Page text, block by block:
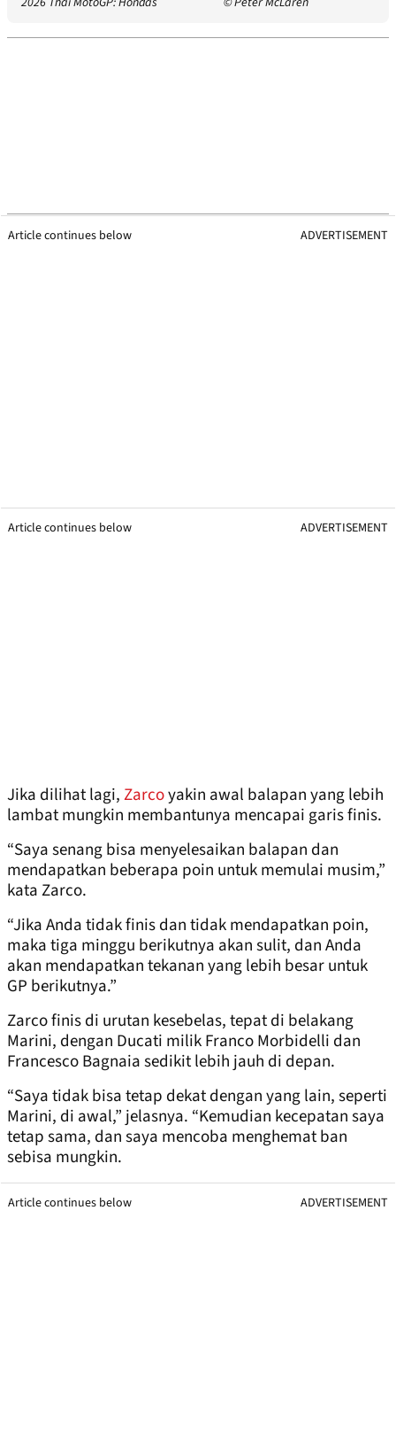
Article continues below ADVERTISEMENT
Article continues below ADVERTISEMENT
Jika dilihat lagi,Zarcoyakin awal balapan yang lebih
lambat mungkin membantunya mencapai garis finis.
“Saya senang bisa menyelesaikan balapan dan
mendapatkan beberapa poin untuk memulai musim,”
kata Zarco.
“Jika Anda tidak finis dan tidak mendapatkan poin,
maka tiga minggu berikutnya akan sulit, dan Anda
akan mendapatkan tekanan yang lebih besar untuk
GP berikutnya.”
Zarco finis di urutan kesebelas, tepat di belakang
Marini, dengan Ducati milik Franco Morbidelli dan
Francesco Bagnaia sedikit lebih jauh di depan.
“Saya tidak bisa tetap dekat dengan yang lain, seperti
Marini, di awal,” jelasnya. “Kemudian kecepatan saya
tetap sama, dan saya mencoba menghemat ban
sebisa mungkin.
Article continues below ADVERTISEMENT